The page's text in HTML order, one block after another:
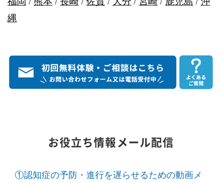
縄
お役立ち情報メール配信
①認知症の予防・進行を遅らせるための動画メ